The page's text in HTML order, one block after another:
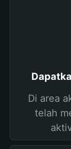
Di area
telah